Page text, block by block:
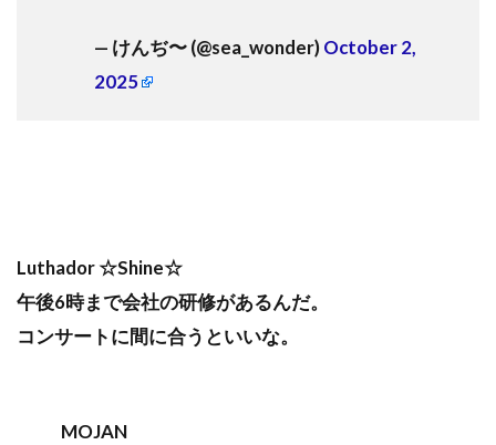
— けんぢ〜 (@sea_wonder)October 2,
2025
Luthador ☆Shine☆
午後6時まで会社の研修があるんだ。
コンサートに間に合うといいな。
MOJAN